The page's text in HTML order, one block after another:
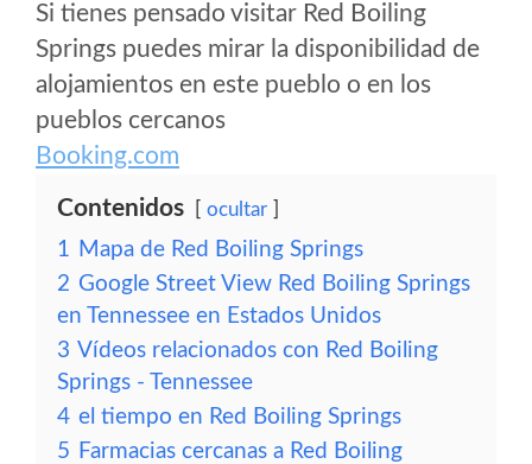
Si tienes pensado visitar Red Boiling
Springs puedes mirar la disponibilidad de
alojamientos en este pueblo o en los
pueblos cercanos
Booking.com
Contenidos ocultar
1 Mapa de Red Boiling Springs
2 Google Street View Red Boiling Springs
en Tennessee en Estados Unidos
3 Vídeos relacionados con Red Boiling
Springs - Tennessee
4 el tiempo en Red Boiling Springs
5 Farmacias cercanas a Red Boiling